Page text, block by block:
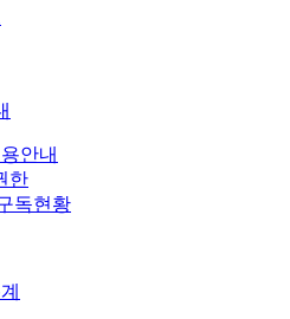
안내
한
독현황